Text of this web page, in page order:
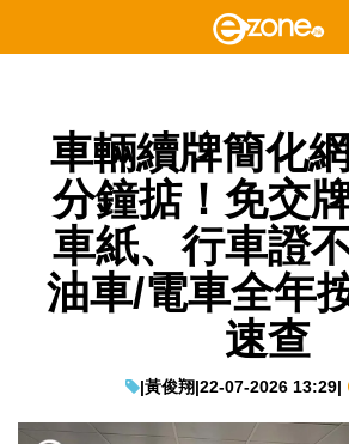
車輛續牌簡化
分鐘掂！免交
車紙、行車證
油車/電車全年
速查
|黃俊翔|22-07-2026 13:29|